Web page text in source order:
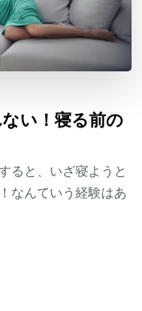
い！寝る前の
ると、いざ寝ようと
なんていう経験はあ